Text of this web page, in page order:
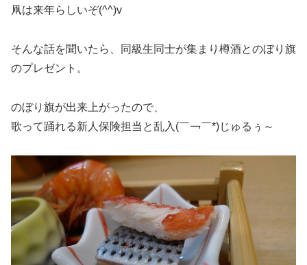
凧は来年らしいぞ(^^)v
そんな話を聞いたら、同級生同士が集まり樽酒とのぼり旗
のプレゼント。
のぼり旗が出来上がったので、
歌って踊れる新人保険担当と乱入(￣￢￣*)じゅるぅ～